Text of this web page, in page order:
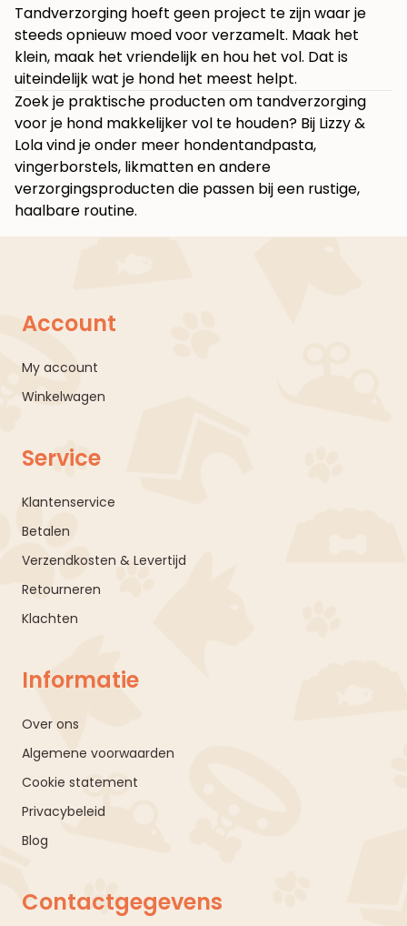
Tandverzorging hoeft geen project te zijn waar je
steeds opnieuw moed voor verzamelt. Maak het
klein, maak het vriendelijk en hou het vol. Dat is
uiteindelijk wat je hond het meest helpt.
Zoek je praktische producten om tandverzorging
voor je hond makkelijker vol te houden? Bij Lizzy &
Lolavind je onder meer hondentandpasta,
vingerborstels, likmatten en andere
verzorgingsproducten die passen bij een rustige,
haalbare routine.
Account
My account
Winkelwagen
Service
Klantenservice
Betalen
Verzendkosten & Levertijd
Retourneren
Klachten
Informatie
Over ons
Algemene voorwaarden
Cookie statement
Privacybeleid
Blog
Contactgegevens